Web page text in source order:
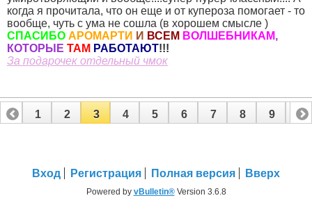
когда я прочитала, что он еще и от купероза помогает - то
вообще, чуть с ума не сошла (в хорошем смысле )
СПАСИБО АРОМАРТИ И ВСЕМ ВОЛШЕБНИКАМ,
КОТОРЫЕ ТАМ РАБОТАЮТ!!!
За подарочек отдельный чмок
1 2 3 4 5 6 7 8 9 10
Вход Регистрация Полная версия Вверх
Powered by vBulletin®Version 3.6.8